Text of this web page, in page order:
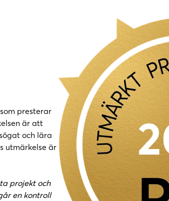
presterar
är att
och lära
utmärkelse är
projekt och
en kontroll